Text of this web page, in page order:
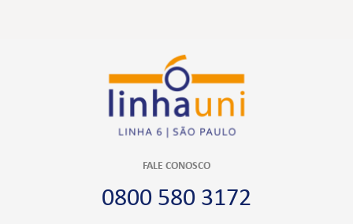
FALE CONOSCO
0800 580 3172